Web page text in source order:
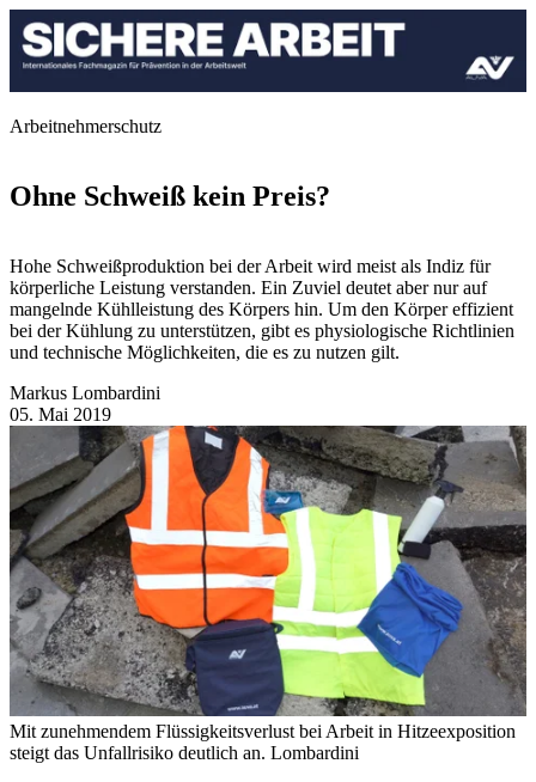
Arbeitnehmerschutz
Ohne Schweiß kein Preis?
Hohe Schweißproduktion bei der Arbeit wird meist als Indiz für
körperliche Leistung verstanden. Ein Zuviel deutet aber nur auf
mangelnde Kühlleistung des Körpers hin. Um den Körper effizient
bei der Kühlung zu unterstützen, gibt es physiologische Richtlinien
und technische Möglichkeiten, die es zu nutzen gilt.
Markus Lombardini
05. Mai 2019
Mit zunehmendem Flüssigkeitsverlust bei Arbeit in Hitzeexposition
steigt das Unfallrisiko deutlich an. Lombardini